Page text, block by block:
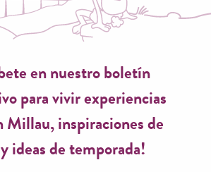
en nuestro boletín
para vivir experiencias
Millau, inspiraciones de
ideas de temporada!